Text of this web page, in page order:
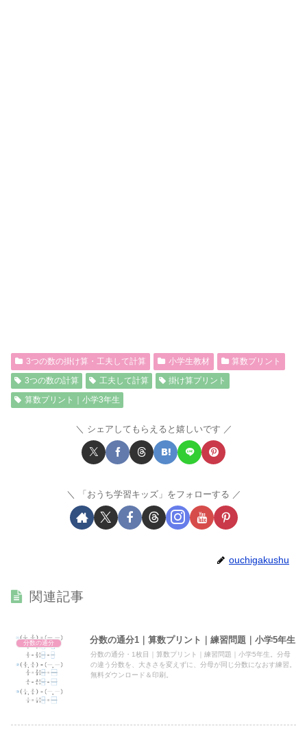
3つの数の掛け算・工夫して計算 小学生教材
算数プリント
3つの数の計算
工夫して計算
掛け算プリント
算数プリント｜小学3年生
シェアしてもらえると嬉しいです
「おうち学習キッズ」をフォローする
ouchigakushu
関連記事
分数の通分 分数の通分1｜算数プリント｜練習問題｜小学5年生
分数の通分・1枚目｜算数プリント｜練習問題｜小学5年生。分母
の違う分数を、大きさを変えずに、分母が同じ分数になおす練習。
無料ダウンロード＆印刷。